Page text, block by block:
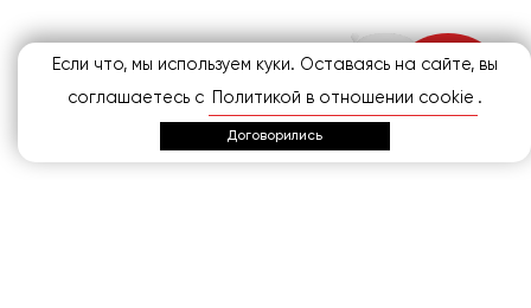
Если что, мы используем куки. Оставаясь на сайте, вы
соглашаетесь с
Политикой в отношении cookie .
Договорились